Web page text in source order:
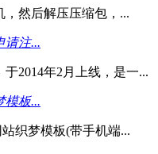
，然后解压压缩包，...
请注...
2014年2月上线，是一...
模板...
织梦模板(带手机端...